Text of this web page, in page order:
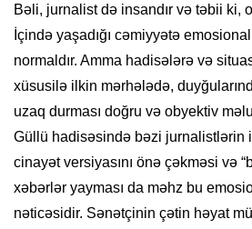
Bəli, jurnalist də insandır və təbii ki,
İçində yaşadığı cəmiyyətə emosional
normaldır. Amma hadisələrə və
xüsusilə ilkin mərhələdə,
uzaq durması doğru və obyektiv
Güllü hadisəsində bəzi jurnalistlərin
cinayət versiyasını önə çəkməsi və
xəbərlər yayması da məhz bu
nəticəsidir. Sənətçinin çətin həyat